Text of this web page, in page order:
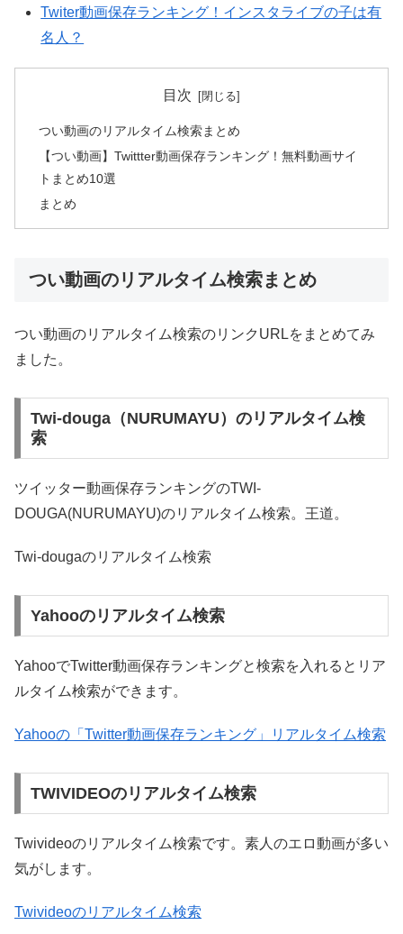
Twiter動画保存ランキング！インスタライブの子は有
名人？
目次
つい動画のリアルタイム検索まとめ
【つい動画】Twittter動画保存ランキング！無料動画サイ
トまとめ10選
まとめ
つい動画のリアルタイム検索まとめ
つい動画のリアルタイム検索のリンクURLをまとめてみ
ました。
Twi-douga（NURUMAYU）のリアルタイム検
索
ツイッター動画保存ランキングのTWI-
DOUGA(NURUMAYU)のリアルタイム検索。王道。
Twi-dougaのリアルタイム検索
Yahooのリアルタイム検索
YahooでTwitter動画保存ランキングと検索を入れるとリア
ルタイム検索ができます。
Yahooの「Twitter動画保存ランキング」リアルタイム検索
TWIVIDEOのリアルタイム検索
Twivideoのリアルタイム検索です。素人のエロ動画が多い
気がします。
Twivideoのリアルタイム検索